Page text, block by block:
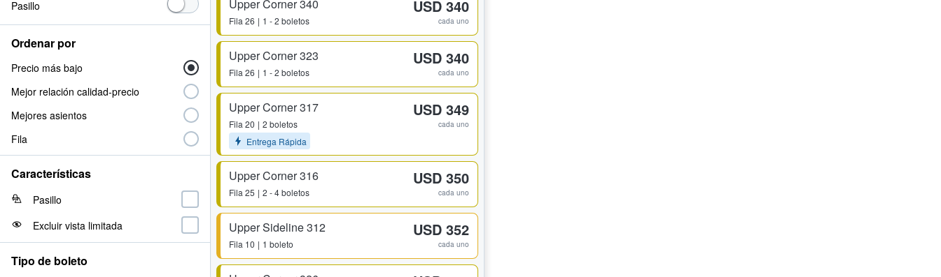
Upper Corner 340
Fila 26 1 - 2 boletos
USD 340
cada uno
Upper Corner 323
Fila 26 1 - 2 boletos
USD 340
cada uno
Upper Corner 317
Fila 20
2 boletos
Entrega Rápida
USD 349
cada uno
Upper Corner 316
Fila 25 2 - 4 boletos
USD 350
cada uno
Upper Sideline 312
Fila 10 1 boleto
USD 352
cada uno
Pasillo
Ordenar por
Precio más bajo
Mejor relación calidad-precio
Mejores asientos
Fila
Características
Pasillo
Excluir vista limitada
Tipo de boleto